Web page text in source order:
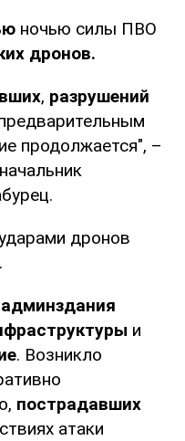
ночью силы ПВО
дронов.
, разрушений
продолжается", –
дронов
админздания
и
. Возникло
пострадавших
атаки